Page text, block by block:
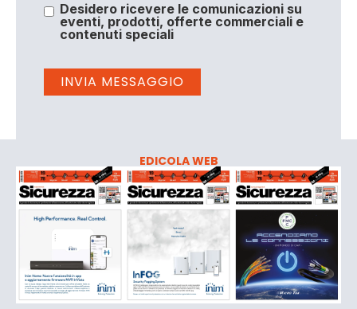
Desidero ricevere le comunicazioni su
eventi, prodotti, offerte commerciali e
contenuti speciali
EDICOLA WEB